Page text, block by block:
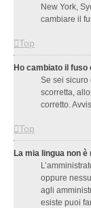
New York,
cambiare il
Top
Ho cambiato il fuso
Se sei sicuro
scorretta,
corretto.
Top
La mia lingua non è
oppure
agli
esiste puoi